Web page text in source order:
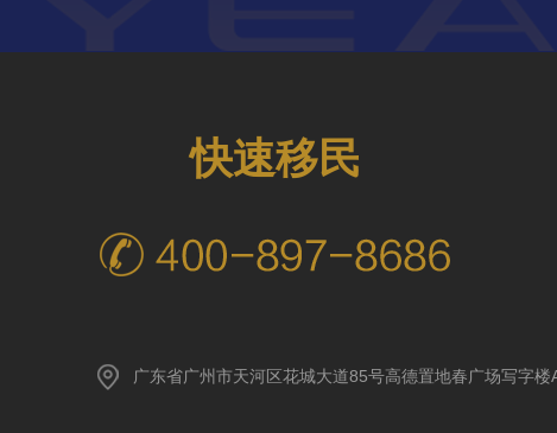
快速移民
广东省广州市天河区花城大道85号高德置地春广场写字